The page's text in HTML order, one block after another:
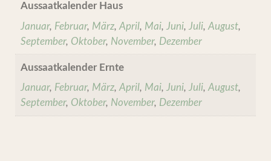
Aussaatkalender Haus
Januar, Februar, März, April, Mai, Juni, Juli, August,
September, Oktober, November, Dezember
Aussaatkalender Ernte
Januar, Februar, März, April, Mai, Juni, Juli, August,
September, Oktober, November, Dezember